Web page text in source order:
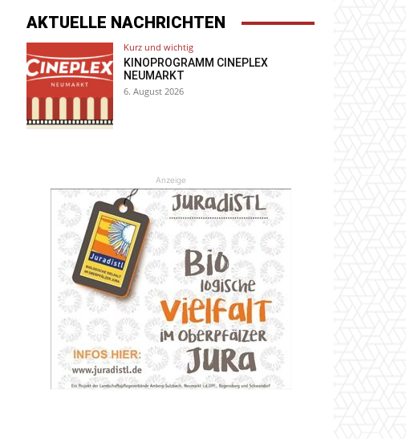
AKTUELLE NACHRICHTEN
Kurz und wichtig
KINOPROGRAMM CINEPLEX
NEUMARKT
6. August 2026
Anzeige